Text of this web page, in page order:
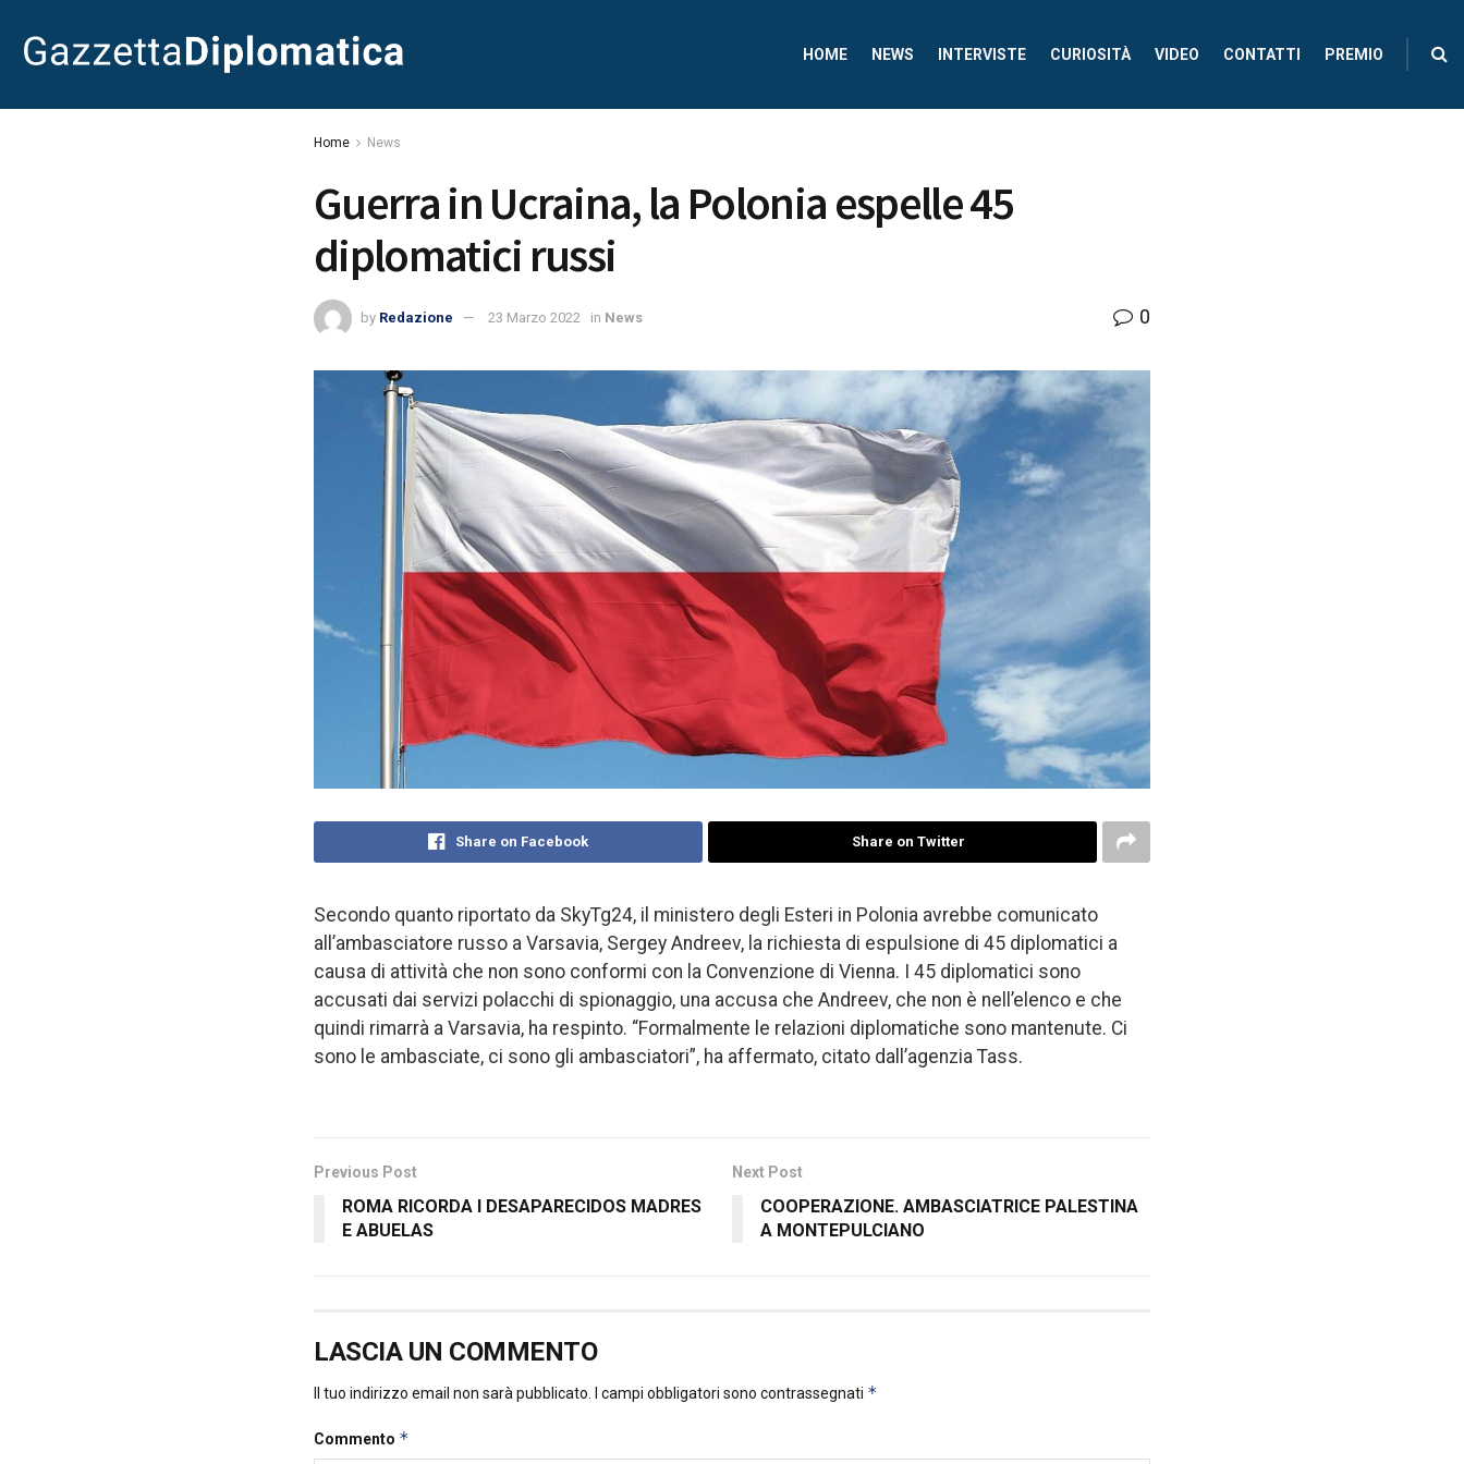
HOME NEWS INTERVISTE CURIOSITÀ VIDEO CONTATTI PREMIO
Home News
Guerra in Ucraina, la Polonia espelle 45
diplomatici russi
by Redazione 23 Marzo 2022 in News 0
Share on Facebook Share on Twitter
Secondo quanto riportato da SkyTg24, il ministero degli Esteri in Polonia avrebbe comunicato
all’ambasciatore russo a Varsavia, Sergey Andreev, la richiesta di espulsione di 45 diplomatici a
causa di attività che non sono conformi con la Convenzione di Vienna. I 45 diplomatici sono
accusati dai servizi polacchi di spionaggio, una accusa che Andreev, che non è nell’elenco e che
quindi rimarrà a Varsavia, ha respinto. “Formalmente le relazioni diplomatiche sono mantenute. Ci
sono le ambasciate, ci sono gli ambasciatori”, ha affermato, citato dall’agenzia Tass.
Previous Post
ROMA RICORDA I DESAPARECIDOS MADRES
E ABUELAS
Next Post
COOPERAZIONE. AMBASCIATRICE PALESTINA
A MONTEPULCIANO
LASCIA UN COMMENTO
Il tuo indirizzo email non sarà pubblicato. I campi obbligatori sono contrassegnati *
Commento *